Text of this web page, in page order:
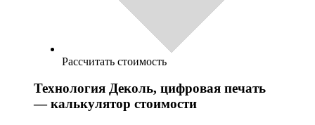
Рассчитать стоимость
Технология Деколь, цифровая печать
— калькулятор стоимости